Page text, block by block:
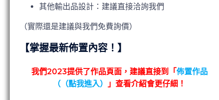
其他輸出品設計：建議直接洽詢我們
（實際還是建議與我們免費詢價）
【掌握最新佈置內容！】
我們2023提供了作品頁面，建議直接到「佈置作品
（（點我進入）
」查看介紹會更仔細！